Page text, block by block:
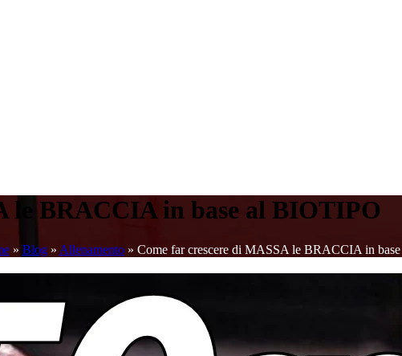
le BRACCIA in base al BIOTIPO
» Blog» Allenamento» Come far crescere di MASSA le BRACCIA in